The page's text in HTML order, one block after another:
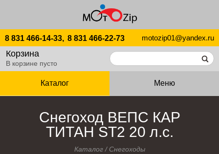
8 831 466-14-33, 8 831 466-22-73 motozip01@yandex.ru
Корзина
В корзине пусто
Каталог Меню
Снегоход ВЕПС КАР
ТИТАН ST2 20 л.с.
Каталог/ Снегоходы